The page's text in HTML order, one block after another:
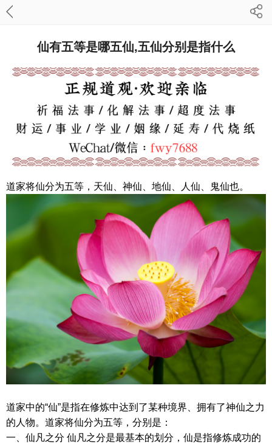
仙有五等是哪五仙,五仙分别是指什么
道家将仙分为五等，天仙、神仙、地仙、人仙、鬼仙也。
道家中的“仙”是指在修炼中达到了某种境界、拥有了神仙之力
的人物。道家将仙分为五等，分别是：
一、仙凡之分 仙凡之分是最基本的划分，仙是指修炼成功的